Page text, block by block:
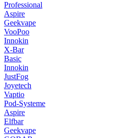
Professional
Aspire
Geekvape
VooPoo
Innokin
X-Bar
Basic
Innokin
JustFog
Joyetech
Vaptio
Pod-Systeme
Aspire
Elfbar
Geekvape